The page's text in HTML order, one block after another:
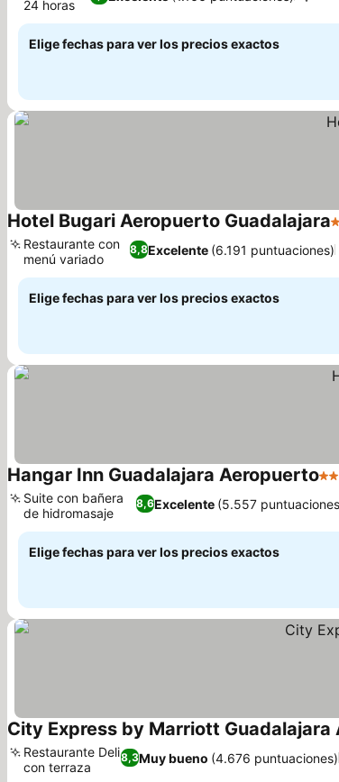
24 horas
Elige fechas para ver los precios exactos
Hotel Bugari Aeropuerto Guadalajara
8,8Excelente (6.191 puntuaciones)
Restaurante con
menú variado
Elige fechas para ver los precios exactos
Hangar Inn Guadalajara Aeropuerto3
8,6Excelente (5.557
Suite con bañera
de hidromasaje
Elige fechas para ver los precios exactos
City Express by Marriott Guadalajara
8,3Muy bueno (4.676 puntuaciones)
Restaurante Deli
con terraza